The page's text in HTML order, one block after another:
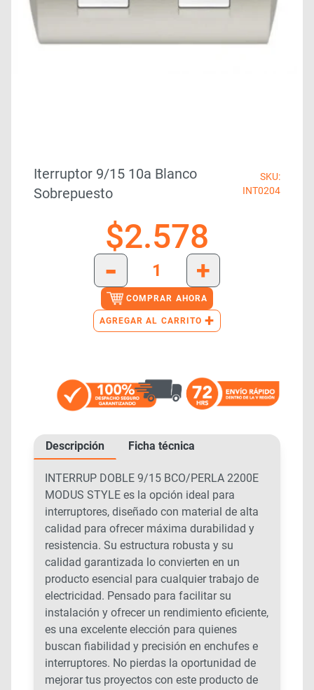
Iterruptor 9/15 10a Blanco
Sobrepuesto
SKU:
INT0204
$2.578
-
+
COMPRAR AHORA
AGREGAR AL CARRITO +
Descripción Ficha técnica
INTERRUP DOBLE 9/15 BCO/PERLA 2200E
MODUS STYLE es la opción ideal para
interruptores, diseñado con material de alta
calidad para ofrecer máxima durabilidad y
resistencia. Su estructura robusta y su
calidad garantizada lo convierten en un
producto esencial para cualquier trabajo de
electricidad. Pensado para facilitar su
instalación y ofrecer un rendimiento eficiente,
es una excelente elección para quienes
buscan fiabilidad y precisión en enchufes e
interruptores. No pierdas la oportunidad de
mejorar tus proyectos con este producto de